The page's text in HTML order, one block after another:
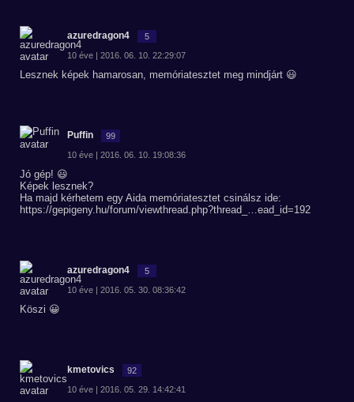
azuredragon4 5
10 éve | 2016. 06. 10. 22:29:07
Lesznek képek hamarosan, memóriatesztet meg mindjárt 😃
Puffin 99
10 éve | 2016. 06. 10. 19:08:36
Jó gép! 😃
Képek lesznek?
Ha majd kérhetem egy Aida memóriatesztet csinálsz ide:
https://gepigeny.hu/forum/viewthread.php?thread_…ead_id=192
azuredragon4 5
10 éve | 2016. 05. 30. 08:36:42
Köszi 😀
kmetovics 92
10 éve | 2016. 05. 29. 14:42:41